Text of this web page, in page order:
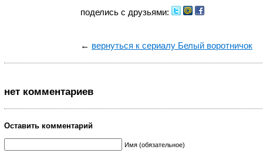
поделись с друзьями:
← вернуться к сериалу Белый воротничок
нет комментариев
Оставить комментарий
Имя (обязательное)